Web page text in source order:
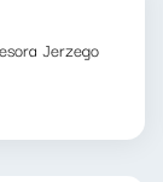
Jerzego